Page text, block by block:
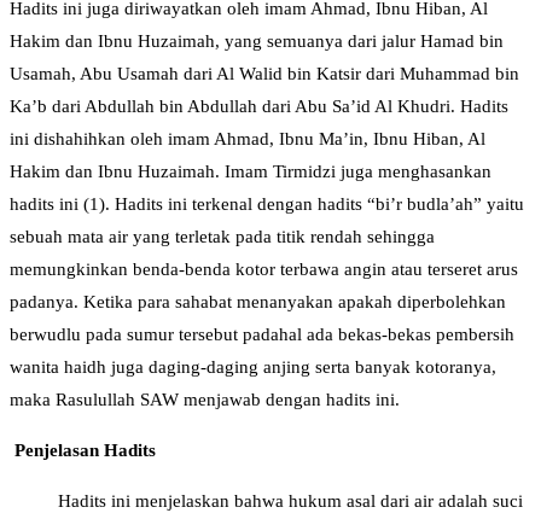
Hadits ini juga diriwayatkan oleh imam Ahmad, Ibnu Hiban, Al
Hakim dan Ibnu Huzaimah, yang semuanya dari jalur Hamad bin
Usamah, Abu Usamah dari Al Walid bin Katsir dari Muhammad bin
Ka’b dari Abdullah bin Abdullah dari Abu Sa’id Al Khudri. Hadits
ini dishahihkan oleh imam Ahmad, Ibnu Ma’in, Ibnu Hiban, Al
Hakim dan Ibnu Huzaimah. Imam Tirmidzi juga menghasankan
hadits ini (1). Hadits ini terkenal dengan hadits “bi’r budla’ah” yaitu
sebuah mata air yang terletak pada titik rendah sehingga
memungkinkan benda-benda kotor terbawa angin atau terseret arus
padanya. Ketika para sahabat menanyakan apakah diperbolehkan
berwudlu pada sumur tersebut padahal ada bekas-bekas pembersih
wanita haidh juga daging-daging anjing serta banyak kotoranya,
maka Rasulullah SAW menjawab dengan hadits ini.
Penjelasan Hadits
Hadits ini menjelaskan bahwa hukum asal dari air adalah suci